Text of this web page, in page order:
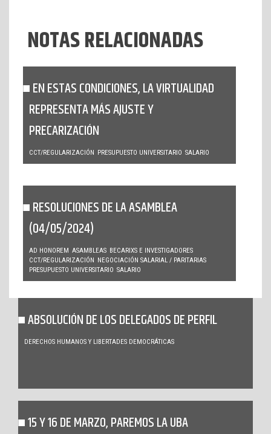
NOTAS RELACIONADAS
EN ESTAS CONDICIONES, LA VIRTUALIDAD
REPRESENTA MÁS AJUSTE Y
PRECARIZACIÓN
CCT/REGULARIZACIÓN PRESUPUESTO UNIVERSITARIO SALARIO
RESOLUCIONES DE LA ASAMBLEA
(04/05/2024)
AD HONOREM ASAMBLEAS BECARIXS E INVESTIGADORES
CCT/REGULARIZACIÓN NEGOCIACIÓN SALARIAL / PARITARIAS
PRESUPUESTO UNIVERSITARIO SALARIO
ABSOLUCIÓN DE LOS DELEGADOS DE PERFIL
DERECHOS HUMANOS Y LIBERTADES DEMOCRÁTICAS
15 Y 16 DE MARZO, PAREMOS LA UBA